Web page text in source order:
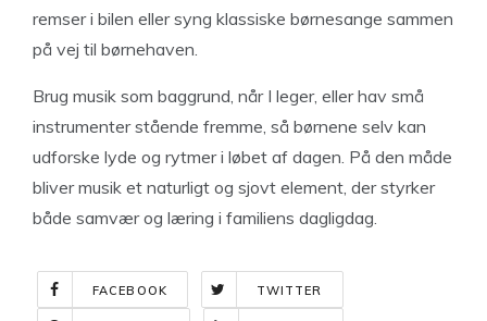
remser i bilen eller syng klassiske børnesange sammen
på vej til børnehaven.
Brug musik som baggrund, når I leger, eller hav små
instrumenter stående fremme, så børnene selv kan
udforske lyde og rytmer i løbet af dagen. På den måde
bliver musik et naturligt og sjovt element, der styrker
både samvær og læring i familiens dagligdag.
FACEBOOK TWITTER